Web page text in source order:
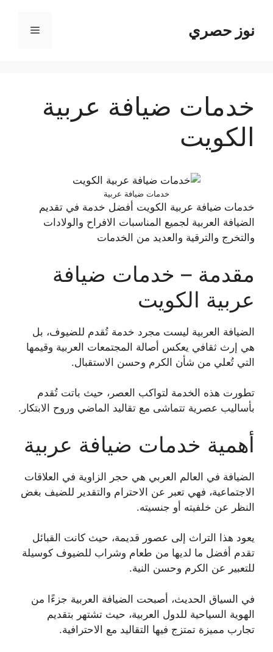
المحتوىنوز حصري القائمة
خدمات ضيافة عربية
الكويت
خدمات ضيافة عربية
خدمات ضيافة عربية الكويت أفضل خدمة في تقديم
الضيافة العربية لجميع المناسبات الافراح والولادات
والتخرج والترقية والعديد من الخدمات
مقدمة – خدمات ضيافة
عربية الكويت
الضيافة العربية ليست مجرد خدمة تُقدم للضيوف، بل
هي إرث ثقافي يعكس أصالة المجتمعات العربية وقيمها
التي تُعلي من شأن الكرم وحسن الاستقبال.
تطورت هذه الخدمة لتواكب العصر، حيث باتت تُقدم
بأساليب عصرية تتماشى مع تقاليد الماضي وروح الابتكار.
أهمية خدمات ضيافة عربية
الضيافة في العالم العربي هي حجر الزاوية في العلاقات
الاجتماعية، فهي تعبر عن الاحترام والتقدير للضيف بغض
النظر عن خلفيته أو جنسيته.
يعود هذا التراث إلى عصور قديمة، حيث كانت القبائل
تقدم أفضل ما لديها من طعام وشراب للضيوف كوسيلة
للتعبير عن الكرم وحسن النية.
في السياق الحديث، أصبحت الضيافة العربية جزءًا من
الهوية السياحية للدول العربية، حيث تشتهر بتقديم
تجارب مميزة تمتزج فيها التقاليد مع الاحترافية.